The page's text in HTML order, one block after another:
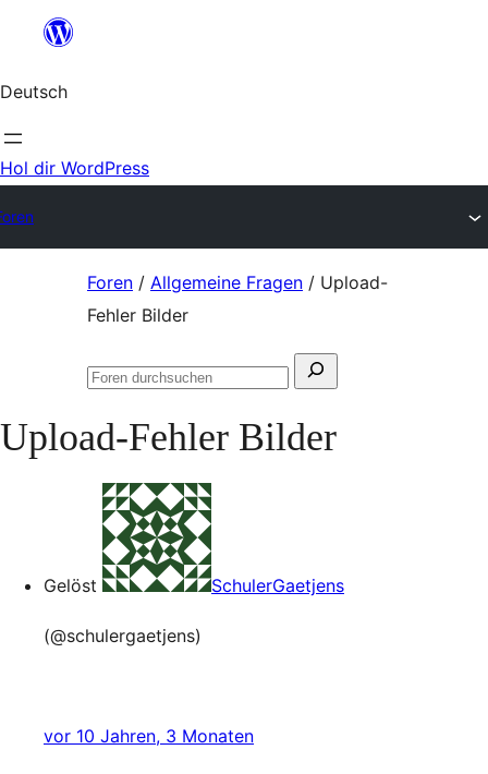
springen
Deutsch
Hol dir WordPress
Foren / Allgemeine Fragen / Upload-
Fehler Bilder
Suchen
Foren
Upload-Fehler Bilder
Gelöst SchulerGaetjens
(@schulergaetjens)
vor 10 Jahren, 3 Monaten